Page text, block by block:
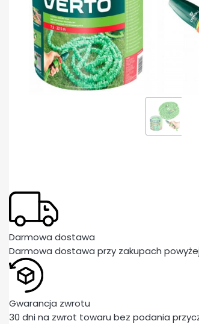
Darmowa dostawa
Darmowa dostawa przy zakupach
Gwarancja zwrotu
30 dni na zwrot towaru bez podania